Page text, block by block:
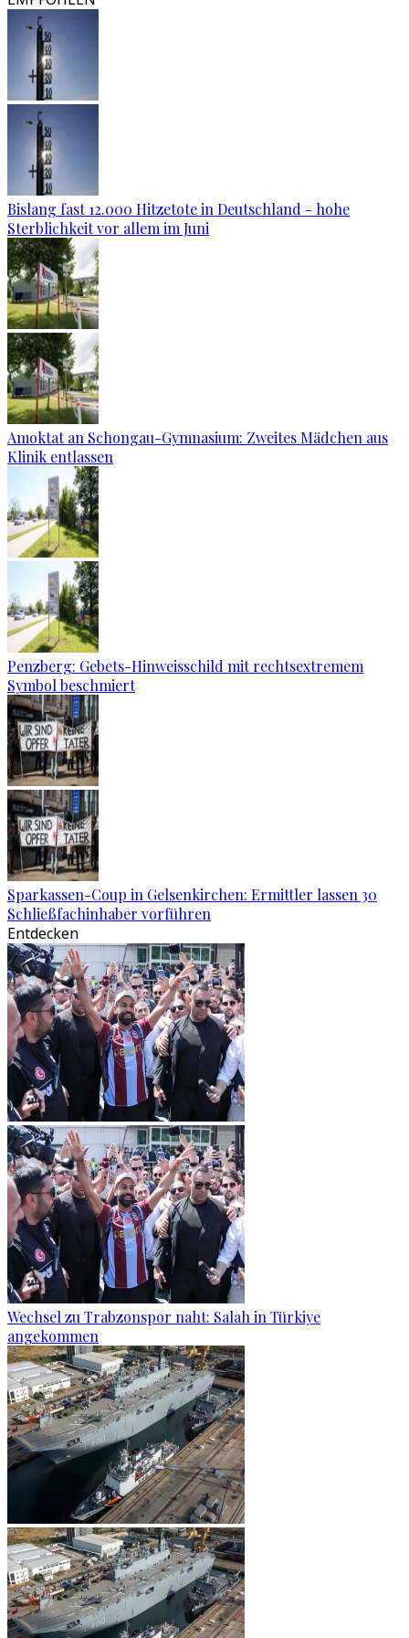
Bislang fast 12.000 Hitzetote in Deutschland - hohe
Sterblichkeit vor allem im Juni
Amoktat an Schongau-Gymnasium: Zweites Mädchen aus
Klinik entlassen
Penzberg: Gebets-Hinweisschild mit rechtsextremem
Symbol beschmiert
Sparkassen-Coup in Gelsenkirchen: Ermittler lassen 30
Schließfachinhaber vorführen
Entdecken
Wechsel zu Trabzonspor naht: Salah in Türkiye
angekommen